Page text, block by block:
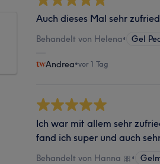
Auch dieses Mal sehr
Behandelt von Helena• Gel
Andrea•vor 1 Tag
Ich war mit allem sehr
fand ich super und auch
Behandelt von Hanna 🎀 •